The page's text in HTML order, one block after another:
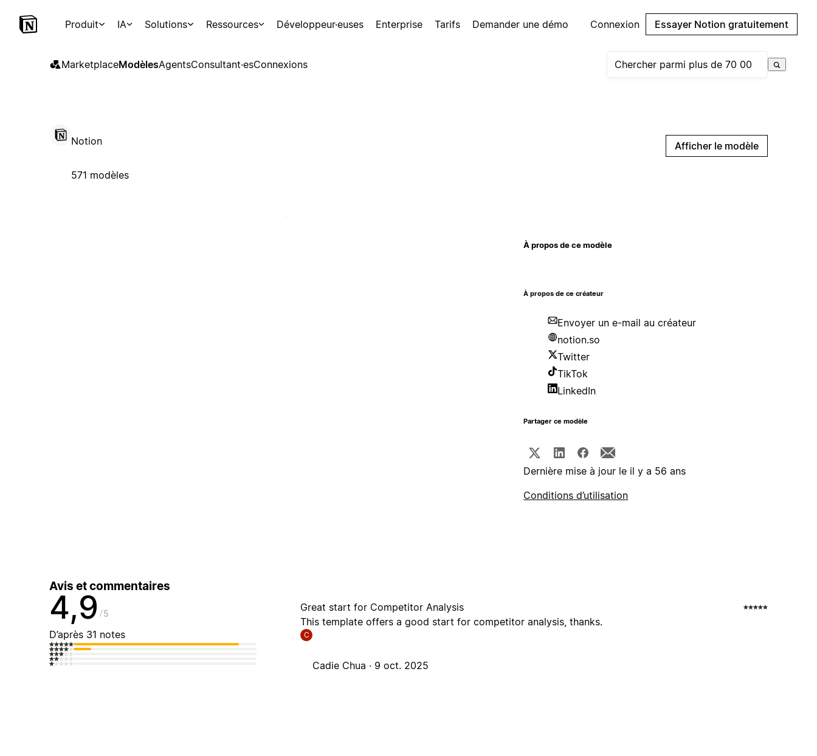
Produit IA Solutions Ressources Développeur·euses Enterprise Tarifs Demander une démo Connexion Essayer Notion gratuitement
MarketplaceModèlesAgentsConsultant·esConnexions
Notion
571 modèles
Afficher le modèle
À propos de ce modèle
À propos de ce créateur
Envoyer un e-mail au créateur
notion.so
Twitter
TikTok
LinkedIn
Partager ce modèle
Dernière mise à jour le il y a 56 ans
Conditions d’utilisation
Avis et commentaires
4,9 5
D’après 31 notes
Great start for Competitor Analysis
This template offers a good start for competitor analysis, thanks.
C
Cadie Chua · 9 oct. 2025